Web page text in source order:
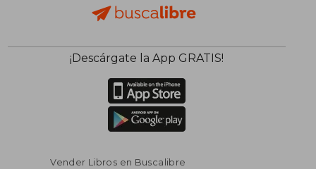
¡Descárgate la App GRATIS!
Vender Libros en Buscalibre